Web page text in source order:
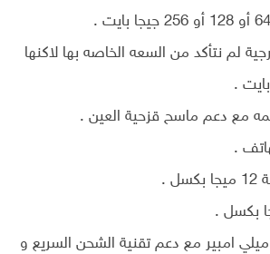
لم نتأكد من السعه الخاصه بها لاكنها
مع دعم ماسح قزحية العين .
.
.
– بطارية بسعة 4200 ميلي امبير مع دعم تقنية الشحن السريع و